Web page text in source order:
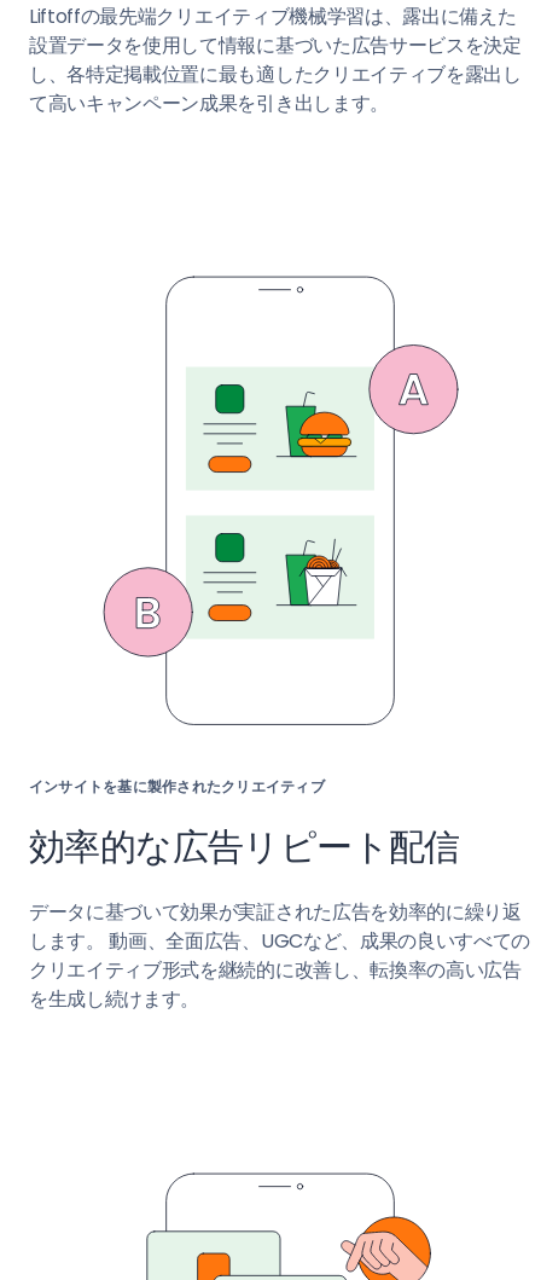
Liftoffの最先端クリエイティブ機械学習は、露出に備えた
設置データを使用して情報に基づいた広告サービスを決定
し、各特定掲載位置に最も適したクリエイティブを露出し
て高いキャンペーン成果を引き出します。
インサイトを基に製作されたクリエイティブ
効率的な広告リピート配信
データに基づいて効果が実証された広告を効率的に繰り返
します。 動画、全面広告、UGCなど、成果の良いすべての
クリエイティブ形式を継続的に改善し、転換率の高い広告
を生成し続けます。